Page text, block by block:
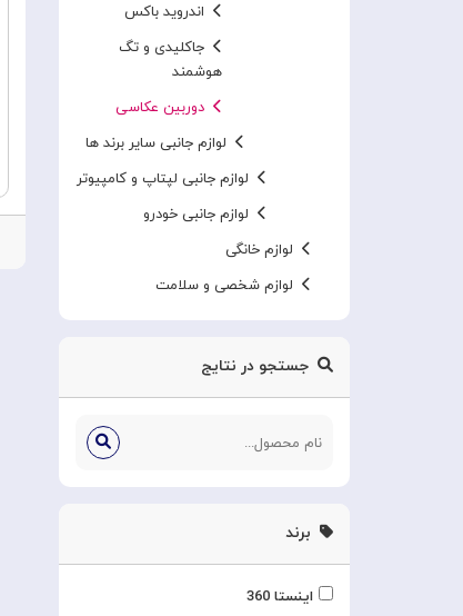
اندروید باکس
جاکلیدی و تگ
هوشمند
دوربین عکاسی
لوازم جانبی سایر برند ها
لوازم جانبی لپتاپ و کامپیوتر
لوازم جانبی خودرو
لوازم خانگی
لوازم شخصی و سلامت
جستجو در نتایج
برند
اینستا 360